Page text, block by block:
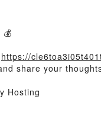
💰
https://
share your
Hosting